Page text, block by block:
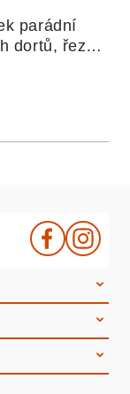
parádní
dortů, řezů